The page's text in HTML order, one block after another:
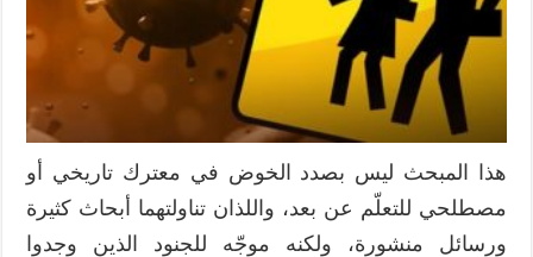
هذا المبحث ليس بصدد الخوض في معترك تاريخي أو
مصطلحي للتعلّم عن بعد، واللذان تناولتهما أبحاث كثيرة
ورسائل منشورة، ولكنه موجّه للجنود الذين وجدوا